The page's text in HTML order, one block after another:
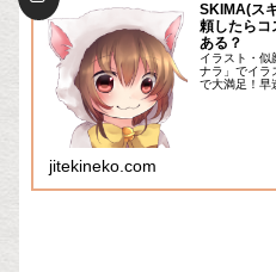
SKIMA(ス
頼したらコ
ある？
イラスト・似
ナラ」でイラ
で大満足！早
jitekineko.com